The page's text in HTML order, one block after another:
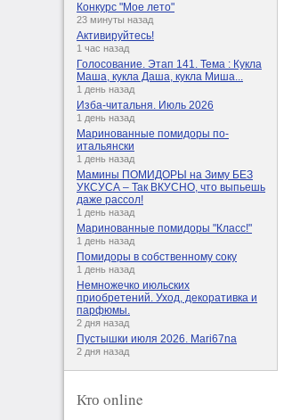
Конкурс "Мое лето"
23 минуты назад
Активируйтесь!
1 час назад
Голосование. Этап 141. Тема : Кукла
Маша, кукла Даша, кукла Миша...
1 день назад
Изба-читальня. Июль 2026
1 день назад
Маринованные помидоры по-
итальянски
1 день назад
Мамины ПОМИДОРЫ на Зиму БЕЗ
УКСУСА – Так ВКУСНО, что выпьешь
даже рассол!
1 день назад
Маринованные помидоры "Класс!"
1 день назад
Помидоры в собственному соку
1 день назад
Немножечко июльских
приобретений. Уход, декоративка и
парфюмы.
2 дня назад
Пустышки июля 2026. Mari67na
2 дня назад
Кто online